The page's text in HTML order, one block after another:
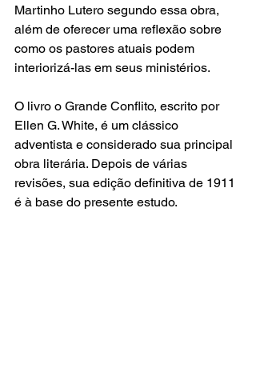
Martinho Lutero segundo essa obra,
além de oferecer uma reflexão sobre
como os pastores atuais podem
interiorizá-las em seus ministérios.
O livro o Grande Conflito, escrito por
Ellen G. White, é um clássico
adventista e considerado sua principal
obra literária. Depois de várias
revisões, sua edição definitiva de 1911
é à base do presente estudo.